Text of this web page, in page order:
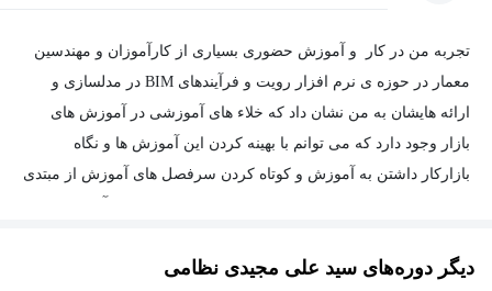
تجربه من در کار و آموزش حضوری بسیاری از کارآموزان و مهندسین
معمار در حوزه ی نرم افزار رویت و فرآیندهای BIM در مدلسازی و
ارائه هایشان به من نشان داد که خلاء های آموزشی در آموزش های
بازار وجود دارد که می توانم با بهینه کردن این آموزش ها و نگاه
بازارکار داشتن به آموزش و کوتاه کردن سرفصل های آموزش از مبتدی
کردم و در نهایت بر آن شدم که یک دوره آموزشی جامع در این خصوص
دیگر دوره‌های سید علی مجیدی نظامی